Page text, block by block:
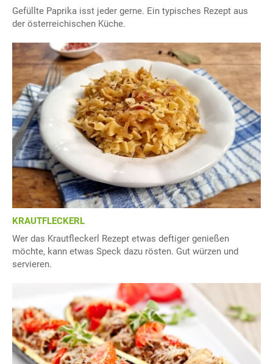
Gefüllte Paprika isst jeder gerne. Ein typisches Rezept aus
der österreichischen Küche.
KRAUTFLECKERL
Wer das Krautfleckerl Rezept etwas deftiger genießen
möchte, kann etwas Speck dazu rösten. Gut würzen und
servieren.